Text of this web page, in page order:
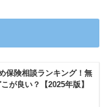
保険相談ランキング！無
が良い？【2025年版】